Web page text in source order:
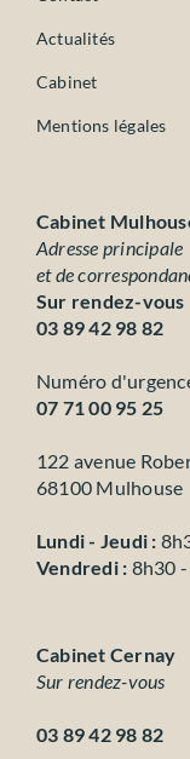
Actualités
Cabinet
Mentions légales
Cabinet
Adresse principale
et de
Sur rendez-vous
03 89 42 98 82
Numéro
07 71 00 95 25
122 avenue
68100 Mulhouse
Lundi - Jeudi :
Vendredi : 8h30
Cabinet Cernay
Sur rendez-vous
03 89 42 98 82